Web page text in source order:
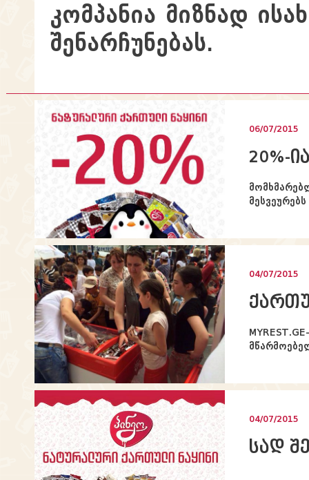
კომპანია მიზნად
შენარჩუნებას.
06/07/2015
20%-
04/07/2015
04/07/2015
სად